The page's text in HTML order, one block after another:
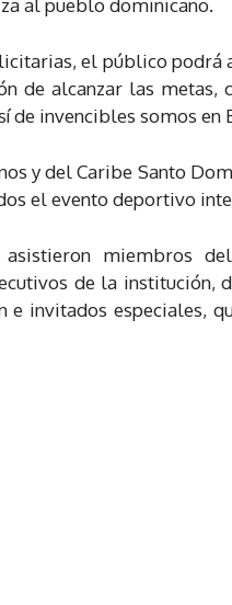
al pueblo dominicano.
el público
de alcanzar las metas,
de invencibles somos en
y del Caribe Santo
el evento deportivo
miembros
de la institución,
e invitados especiales,